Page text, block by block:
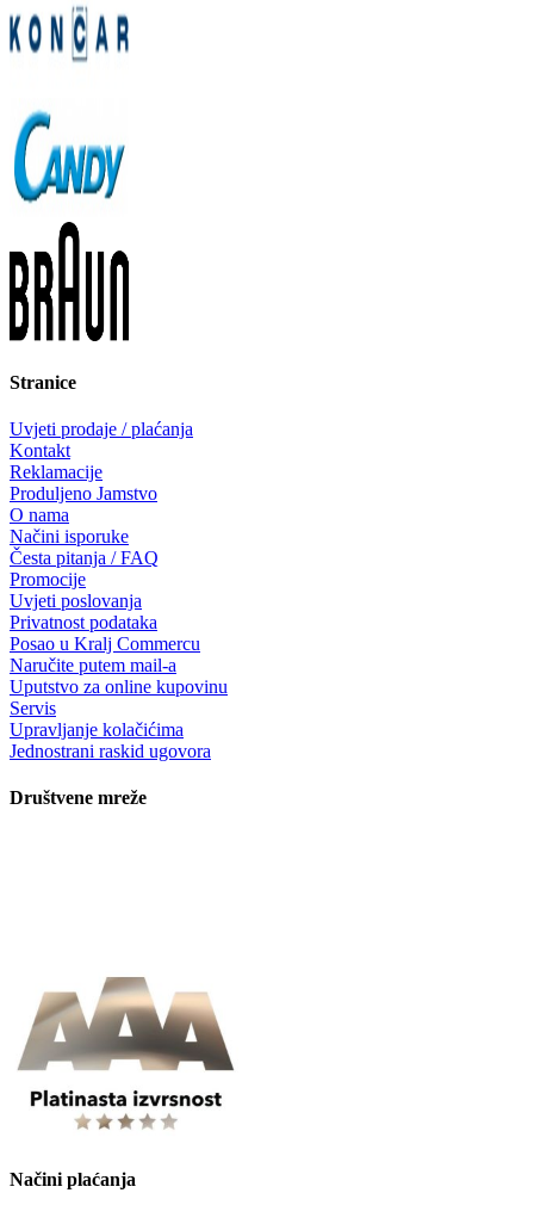
Stranice
Uvjeti prodaje / plaćanja
Kontakt
Reklamacije
Produljeno Jamstvo
O nama
Načini isporuke
Česta pitanja / FAQ
Promocije
Uvjeti poslovanja
Privatnost podataka
Posao u Kralj Commercu
Naručite putem mail-a
Uputstvo za online kupovinu
Servis
Upravljanje kolačićima
Jednostrani raskid ugovora
Društvene mreže
Načini plaćanja